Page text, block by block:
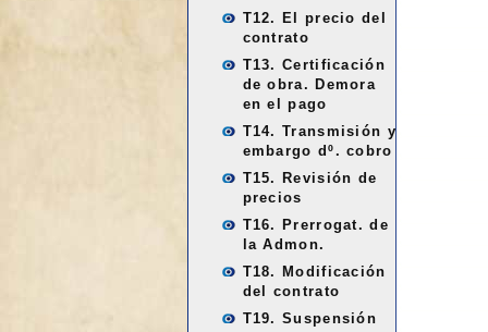
T12. El precio del
contrato
T13. Certificación
de obra. Demora
en el pago
T14. Transmisión y
embargo dº. cobro
T15. Revisión de
precios
T16. Prerrogat. de
la Admon.
T18. Modificación
del contrato
T19. Suspensión